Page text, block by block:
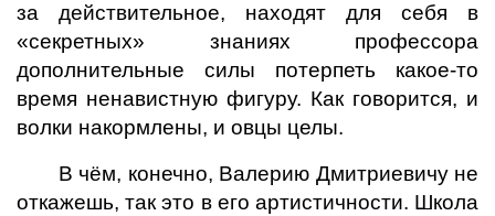
за действительное, находят для себя в
«секретных» знаниях профессора
дополнительные силы потерпеть какое-то
время ненавистную фигуру. Как говорится, и
волки накормлены, и овцы целы.
В чём, конечно, Валерию Дмитриевичу не
откажешь, так это в его артистичности. Школа